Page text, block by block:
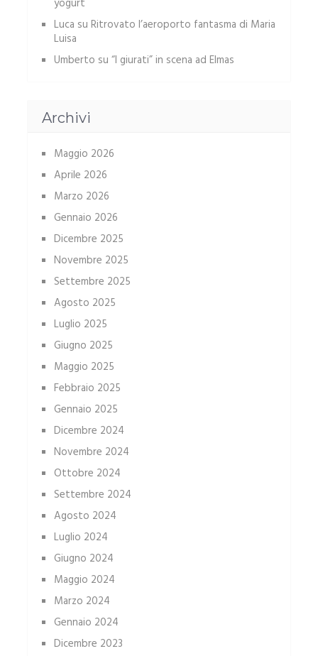
yogurt
Luca su Ritrovato l’aeroporto fantasma di Maria
Luisa
Umberto su “I giurati” in scena ad Elmas
Archivi
Maggio 2026
Aprile 2026
Marzo 2026
Gennaio 2026
Dicembre 2025
Novembre 2025
Settembre 2025
Agosto 2025
Luglio 2025
Giugno 2025
Maggio 2025
Febbraio 2025
Gennaio 2025
Dicembre 2024
Novembre 2024
Ottobre 2024
Settembre 2024
Agosto 2024
Luglio 2024
Giugno 2024
Maggio 2024
Marzo 2024
Gennaio 2024
Dicembre 2023